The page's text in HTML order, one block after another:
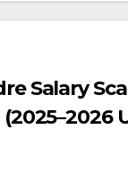
Salary